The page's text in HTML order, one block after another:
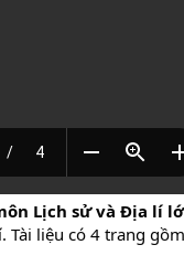
Lịch sử và Địa lí
liệu có 4 trang